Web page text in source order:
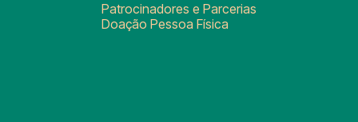
Patrocinadores e Parcerias
Doação Pessoa Física